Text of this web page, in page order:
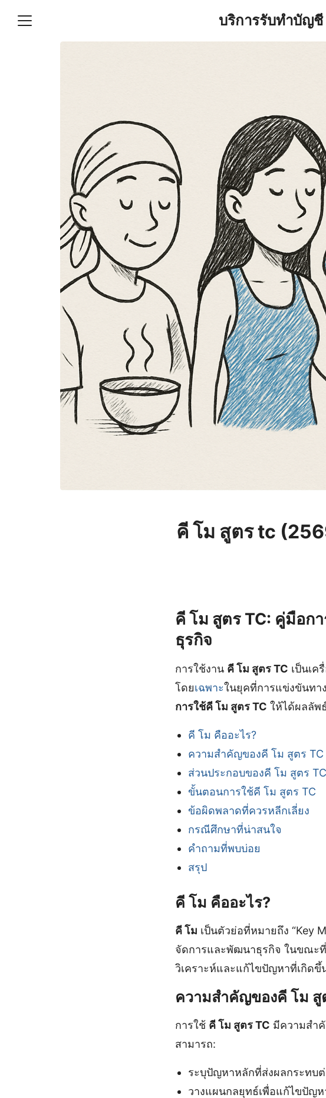
บริการรับทำบัญ
คี โม สูตร tc
คี โม สูตร TC: คู่มือก
ธุรกิจ
การใช้งาน คี โม สูตร TC เป็นเ
โดยเฉพาะในยุคที่การแข่งขันทา
การใช้คี โม สูตร TC ให้ได้ผลลัพ
คี โม คืออะไร?
ความสำคัญของคี โม สูตร TC
ส่วนประกอบของคี โม สูตร TC
ขั้นตอนการใช้คี โม สูตร TC
ข้อผิดพลาดที่ควรหลีกเลี่ยง
กรณีศึกษาที่น่าสนใจ
คำถามที่พบบ่อย
สรุป
คี โม คืออะไร?
คี โม เป็นตัวย่อที่หมายถึง “Key
จัดการและพัฒนาธุรกิจ ในขณะที่
วิเคราะห์และแก้ไขปัญหาที่เกิดขึ้
ความสำคัญของคี โม สู
การใช้ คี โม สูตร TC มีความสำ
สามารถ:
ระบุปัญหาหลักที่ส่งผลกระทบ
วางแผนกลยุทธ์เพื่อแก้ไขปัญห